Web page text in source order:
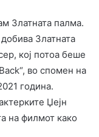
Златната палма.
Златната
кој потоа беше
во спомен на
година.
Џејн
на филмот како